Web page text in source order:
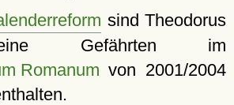
sind Theodorus
Gefährten im
Romanum von 2001/2004